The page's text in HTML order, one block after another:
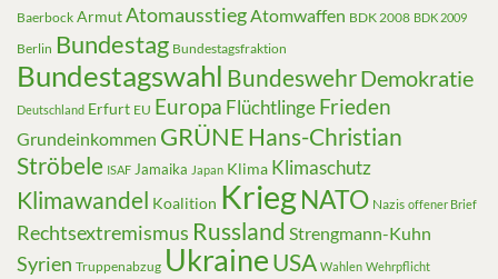
Baerbock ArmutAtomausstiegAtomwaffen BDK 2008 BDK 2009
Berlin Bundestag Bundestagsfraktion
Bundestagswahl BundeswehrDemokratie
Deutschland Erfurt EU Europa FlüchtlingeFrieden
Grundeinkommen GRÜNE Hans-Christian
Ströbele ISAF Jamaika Japan Klima Klimaschutz
Klimawandel Koalition KriegNATO Nazis offener Brief
Rechtsextremismus Russland Strengmann-Kuhn
Syrien Truppenabzug UkraineUSA Wahlen Wehrpflicht